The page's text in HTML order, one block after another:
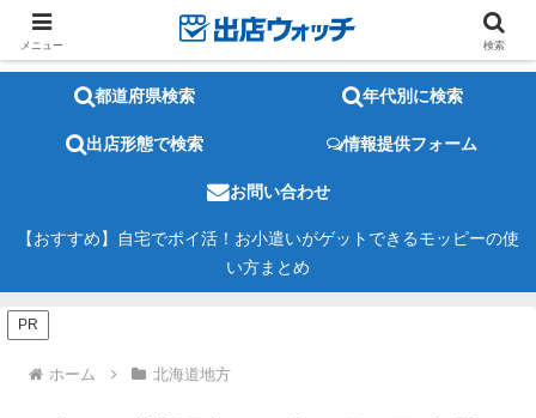
都道府県検索 年代別に検索
出店形態で検索 情報提供フォーム
お問い合わせ
【おすすめ】自宅でポイ活！お小遣いがゲットできるモッピーの使
い方まとめ
PR
ホーム 北海道地方
メニュー 検索